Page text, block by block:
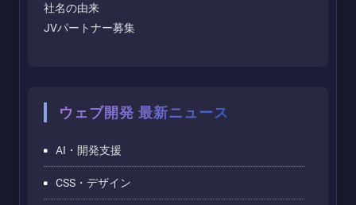
社名の由来
JVパートナー募集
ウェブ開発 最新ニュース
AI・開発支援
CSS・デザイン